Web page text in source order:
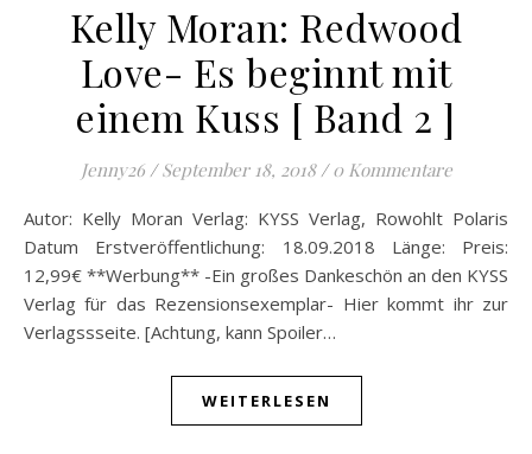
Kelly Moran: Redwood
Love- Es beginnt mit
einem Kuss [ Band 2 ]
Jenny26 / September 18, 2018 / 0 Kommentare
Autor: Kelly Moran Verlag: KYSS Verlag, Rowohlt Polaris
Datum Erstveröffentlichung: 18.09.2018 Länge: Preis:
12,99€ **Werbung** -Ein großes Dankeschön an den KYSS
Verlag für das Rezensionsexemplar- Hier kommt ihr zur
Verlagssseite. [Achtung, kann Spoiler…
WEITERLESEN